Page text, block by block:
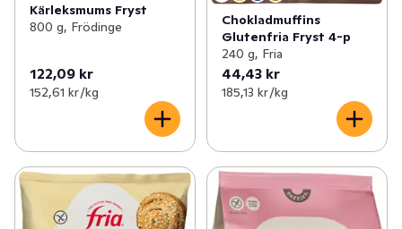
Kärleksmums Fryst
800 g, Frödinge
122,09 kr
152,61 kr /kg
Chokladmuffins
Glutenfria Fryst 4-p
240 g, Fria
44,43 kr
185,13 kr /kg